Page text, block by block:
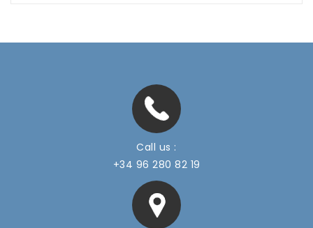
Call us :
+34 96 280 82 19